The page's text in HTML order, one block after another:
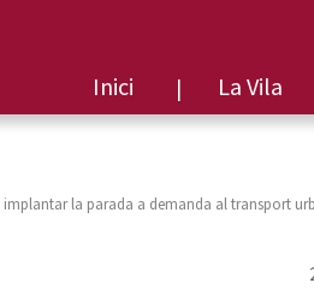
Inici La Vila
la parada a demanda al transport